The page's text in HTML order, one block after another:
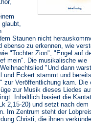
glaubt,
Staunen nicht
ebenso zu erkennen, wie
"Tochter Zion", "Engel auf
mein". Die musikalische wie
"Und dann
und Eckert stammt und
zur Veröffentlichung kam. Die
zur Musik dieses Liedes
Inhaltlich basiert die
2,15-20) und setzt nach dem
Im Zentrum steht der
Christi, die ihnen